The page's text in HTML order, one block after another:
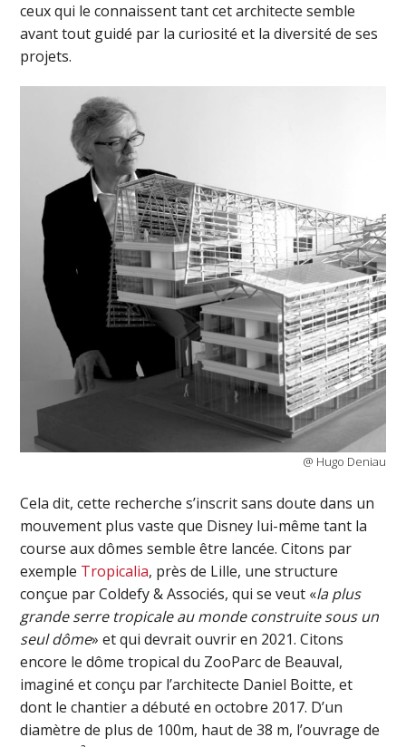
ceux qui le connaissent tant cet architecte semble
avant tout guidé par la curiosité et la diversité de ses
projets.
@ Hugo Deniau
Cela dit, cette recherche s’inscrit sans doute dans un
mouvement plus vaste que Disney lui-même tant la
course aux dômes semble être lancée. Citons par
exemple Tropicalia, près de Lille, une structure
conçue par Coldefy & Associés, qui se veut «la plus
grande serre tropicale au monde construite sous un
seul dôme» et qui devrait ouvrir en 2021. Citons
encore le dôme tropical du ZooParc de Beauval,
imaginé et conçu par l’architecte Daniel Boitte, et
dont le chantier a débuté en octobre 2017. D’un
diamètre de plus de 100m, haut de 38 m, l’ouvrage de